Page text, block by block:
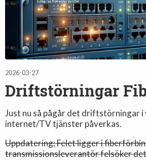
2026-03-27
Driftstörningar
Just nu så pågår det driftstörningar
internet/TV tjänster påverkas.
Uppdatering; Felet ligger i
transmissionsleverantör felsöker